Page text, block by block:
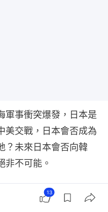
軍事衝突爆發，日本是
美交戰，日本會否成為
？未來日本會否向韓
非不可能。
能力和出口許可，就相
爭的能力，距離隨時挑
13